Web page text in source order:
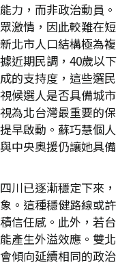
力，而非政治動員。
激情，因此較難在短
北市人口結構極為複
近期民調，40歲以下
的支持度，這些選民
候選人是否具備城市
為北台灣最重要的保
早啟動。蘇巧慧個人
中央奧援仍讓她具備
川已逐漸穩定下來，
。這種穩健路線或許
信任感。此外，若台
產生外溢效應。雙北
傾向延續相同的政治